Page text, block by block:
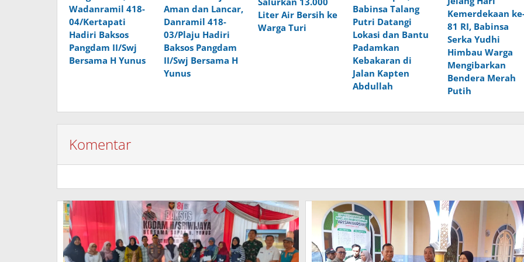
Wadanramil 418-
04/Kertapati
Hadiri Baksos
Pangdam II/Swj
Bersama H Yunus
Aman dan Lancar,
Danramil 418-
03/Plaju Hadiri
Baksos Pangdam
II/Swj Bersama H
Yunus
Liter Air Bersih ke
Warga Turi
Babinsa Talang
Putri Datangi
Lokasi dan Bantu
Padamkan
Kebakaran di
Jalan Kapten
Abdullah
Kemerdekaan
81 RI, Babinsa
Serka Yudhi
Himbau Warga
Mengibarkan
Bendera Merah
Putih
Komentar